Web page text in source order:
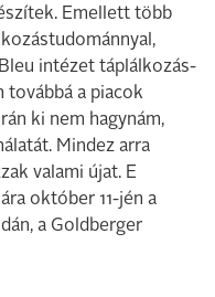
Emellett több
intézet táplálkozás-
továbbá a piacok
ki nem hagynám,
Mindez arra
valami újat. E
október 11-jén a
a Goldberger